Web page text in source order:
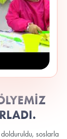
dolduruldu, soslarla